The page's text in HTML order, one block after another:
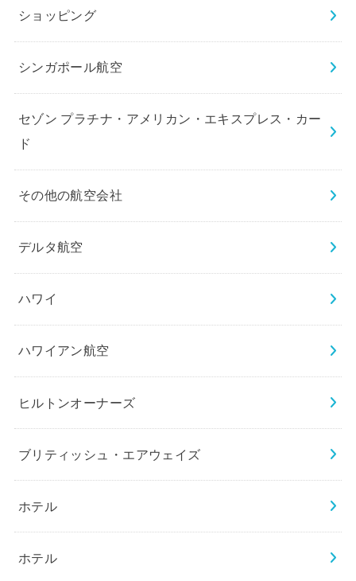
ショッピング
シンガポール航空
セゾン プラチナ・アメリカン・エキスプレス・カー
ド
その他の航空会社
デルタ航空
ハワイ
ハワイアン航空
ヒルトンオーナーズ
ブリティッシュ・エアウェイズ
ホテル
ホテル